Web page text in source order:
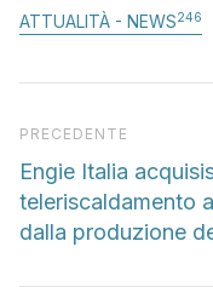
ATTUALITÀ - NEWS246
Articolo precedente
PRECEDENTE
Engie Italia
teleriscaldamento
dalla produzione